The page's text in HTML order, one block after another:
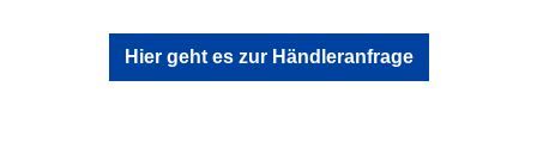
Hier geht es zur Händleranfrage